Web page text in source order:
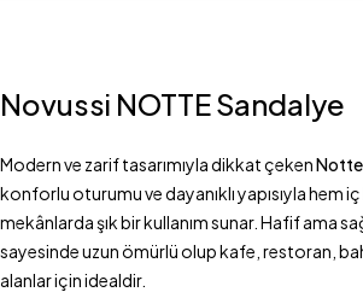
Novussi NOTTE Sandalye
Modern ve zarif tasarımıyla dikkat çekenNotte
konforlu oturumu ve dayanıklı yapısıyla hem iç
mekânlarda şık bir kullanım sunar. Hafif ama
sayesinde uzun ömürlü olup kafe, restoran,
alanlar için idealdir.